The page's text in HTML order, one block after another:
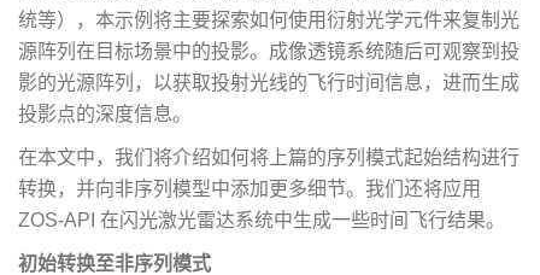
统等），本示例将主要探索如何使用衍射光学元件来复制光
源阵列在目标场景中的投影。成像透镜系统随后可观察到投
影的光源阵列，以获取投射光线的飞行时间信息，进而生成
投影点的深度信息。
在本文中，我们将介绍如何将上篇的序列模式起始结构进行
转换，并向非序列模型中添加更多细节。我们还将应用
ZOS-API 在闪光激光雷达系统中生成一些时间飞行结果。
初始转换至非序列模式